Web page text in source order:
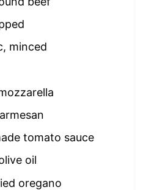
minced
tomato sauce
oil
oregano